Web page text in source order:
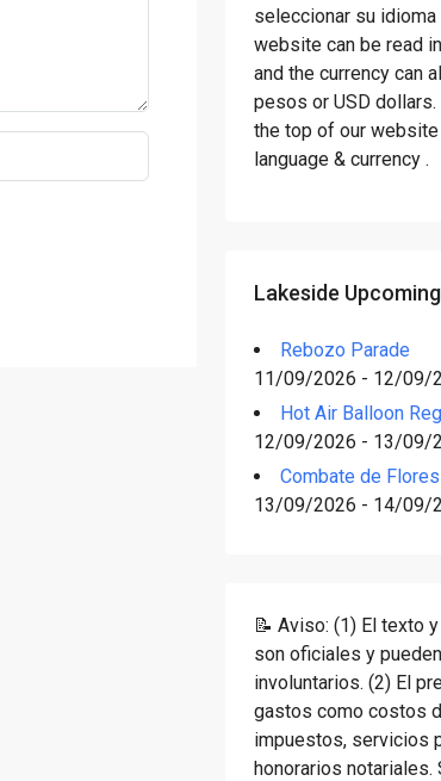
seleccionar su idioma
website can be read
and the currency can
pesos or USD
the top of our
language & currency .
Lakeside
Rebozo Parade
11/09/2026 - 12/09/
Hot Air Balloon
12/09/2026 - 13/09/
Combate de Flores
13/09/2026 - 14/09/
📝 Aviso: (1) El texto
son oficiales y
involuntarios. (2) El
gastos como costos
impuestos, servicios
honorarios notariales.